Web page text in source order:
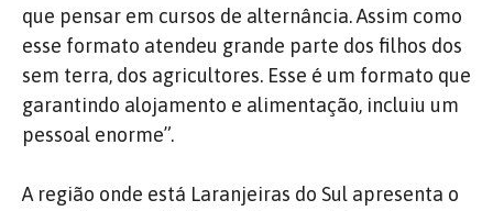
que pensar em cursos de alternância. Assim como
esse formato atendeu grande parte dos filhos dos
sem terra, dos agricultores. Esse é um formato que
garantindo alojamento e alimentação, incluiu um
pessoal enorme”.
A região onde está Laranjeiras do Sul apresenta o